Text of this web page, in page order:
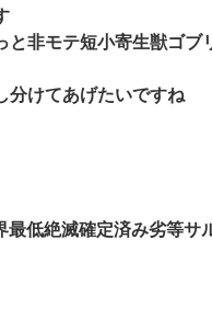
と非モテ短小寄生獣ゴブ
分けてあげたいですね
最低絶滅確定済み劣等サ